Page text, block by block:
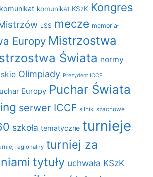
komunikat komunikat KSzK Kongres
LSS mecze memoriał
Europy Mistrzostwa
Świata normy
Olimpiady Prezydent ICCF
Europy Puchar Świata
serwer ICCF silniki szachowe
szkoła tematyczne turnieje
regionalny turniej za
tytuły uchwała KSzK